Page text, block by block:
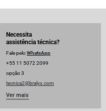
Necessita
assistência técnica?
Fale peloWhatsApp
+55 11 5072 2099
opção 3
tecnica2@bralyx.com
Ver mais